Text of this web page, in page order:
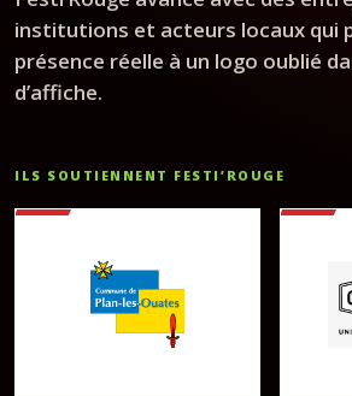
institutions et acteurs locaux qui
présence réelle à un logo oublié
d’affiche.
ILS SOUTIENNENT FESTI’ROUGE